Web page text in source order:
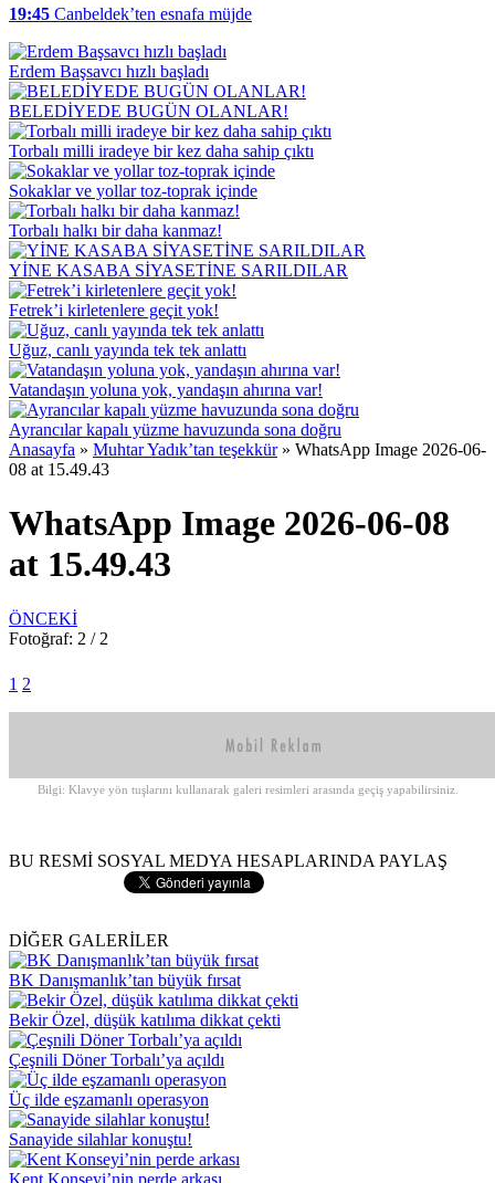
19:45 Canbeldek’ten esnafa müjde
Erdem Başsavcı hızlı başladı
BELEDİYEDE BUGÜN OLANLAR!
Torbalı milli iradeye bir kez daha sahip çıktı
Sokaklar ve yollar toz-toprak içinde
Torbalı halkı bir daha kanmaz!
YİNE KASABA SİYASETİNE SARILDILAR
Fetrek’i kirletenlere geçit yok!
Uğuz, canlı yayında tek tek anlattı
Vatandaşın yoluna yok, yandaşın ahırına var!
Ayrancılar kapalı yüzme havuzunda sona doğru
Anasayfa » Muhtar Yadık’tan teşekkür » WhatsApp Image 2026-06-
08 at 15.49.43
WhatsApp Image 2026-06-08
at 15.49.43
ÖNCEKİ
Fotoğraf: 2 / 2
1 2
Bilgi: Klavye yön tuşlarını kullanarak galeri resimleri arasında geçiş yapabilirsiniz.
BU RESMİ SOSYAL MEDYA HESAPLARINDA PAYLAŞ
DİĞER GALERİLER
BK Danışmanlık’tan büyük fırsat
Bekir Özel, düşük katılıma dikkat çekti
Çeşnili Döner Torbalı’ya açıldı
Üç ilde eşzamanlı operasyon
Sanayide silahlar konuştu!
Kent Konseyi’nin perde arkası